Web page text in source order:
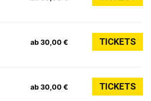
ab 30,00 € TICKETS
ab 30,00 € TICKETS